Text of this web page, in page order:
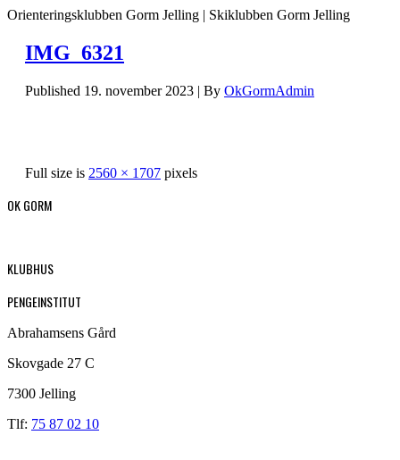
Orienteringsklubben Gorm Jelling | Skiklubben Gorm Jelling
IMG_6321
Published 19. november 2023 | By OkGormAdmin
Full size is 2560 × 1707 pixels
OK GORM
KLUBHUS
PENGEINSTITUT
Abrahamsens Gård
Skovgade 27 C
7300 Jelling
Tlf: 75 87 02 10